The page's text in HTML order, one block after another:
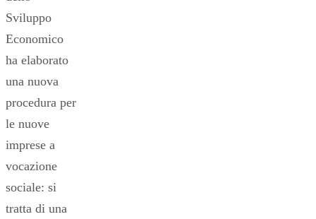
Sviluppo
Economico
ha elaborato
una nuova
procedura per
le nuove
imprese a
vocazione
sociale: si
tratta di una